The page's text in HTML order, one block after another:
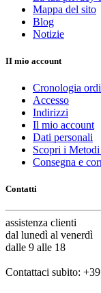
Mappa del sito
Blog
Notizie
II mio account
Cronologia
Accesso
Indirizzi
Il mio account
Dati personali
Scopri i
Consegna e
Contatti
assistenza clienti
dal lunedì al venerdì
dalle 9 alle 18
Contattaci subito: